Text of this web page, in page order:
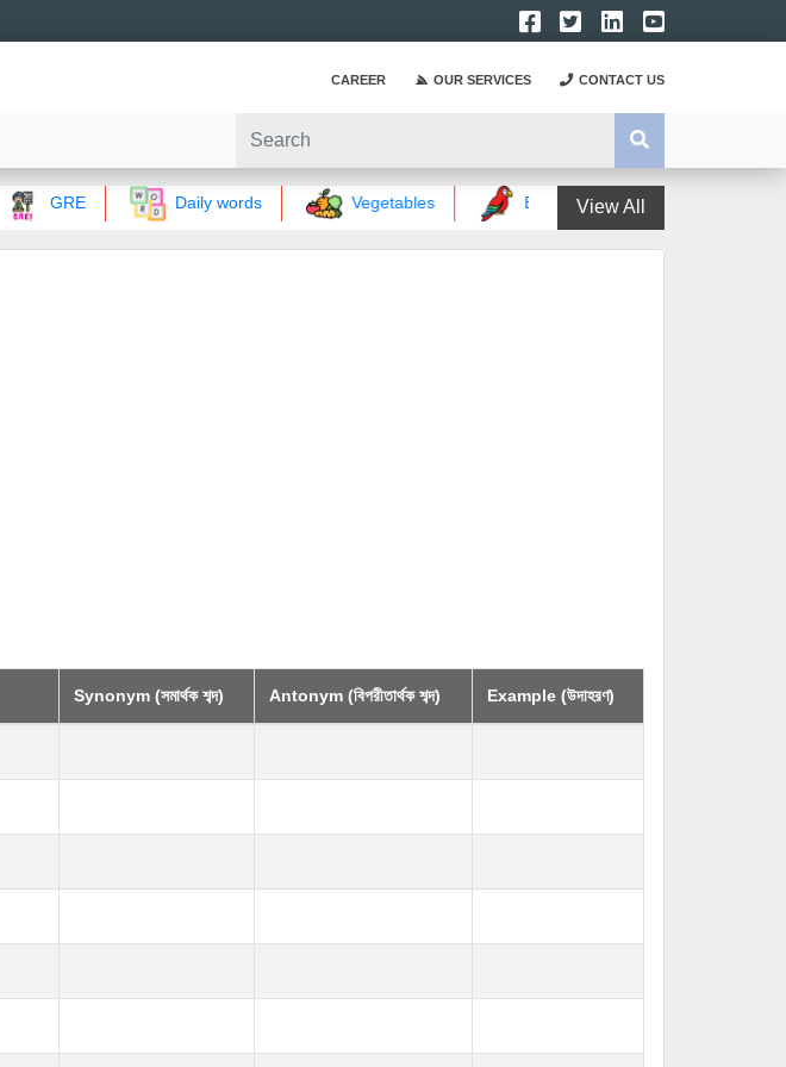
CAREER OUR SERVICES CONTACT US
GRE Daily words Vegetables Birds wordsView All
Synonym (সমার্থক শব্দ) Antonym (বিপরীতার্থক শব্দ) Example (উদাহরণ)